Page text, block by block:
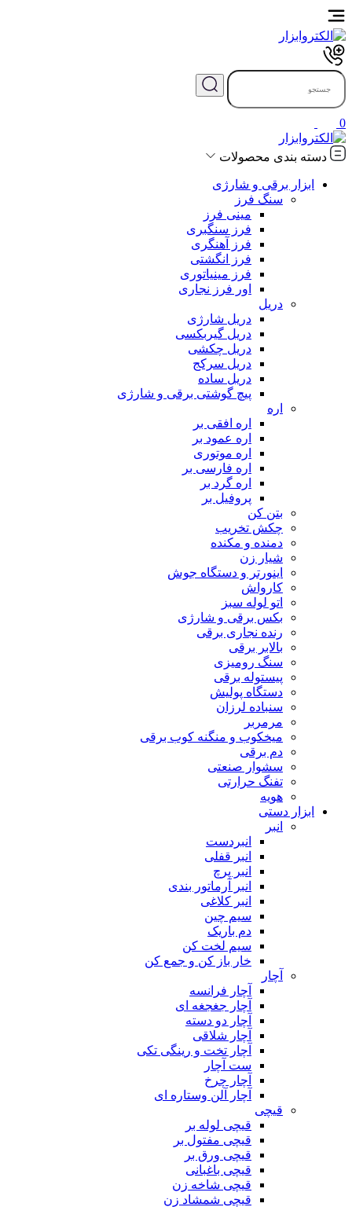
0
دسته بندی محصولات
ابزار برقی و شارژی
سنگ فرز
مینی فرز
فرز سنگبری
فرز آهنگری
فرز انگشتی
فرز مینیاتوری
اور فرز نجاری
دریل
دریل شارژی
دریل گیربکسی
دریل چکشی
دریل سرکج
دریل ساده
پیچ گوشتی برقی و شارژی
اره
اره افقی بر
اره عمود بر
اره موتوری
اره فارسی بر
اره گرد بر
پروفیل بر
بتن کن
چکش تخریب
دمنده و مکنده
شیار زن
اینورتر و دستگاه جوش
کارواش
اتو لوله سبز
بکس برقی و شارژی
رنده نجاری برقی
بالابر برقی
سنگ رومیزی
پیستوله برقی
دستگاه پولیش
سنباده لرزان
مرمربر
میخکوب و منگنه کوب برقی
دم برقی
سشوار صنعتی
تفنگ حرارتی
هویه
ابزار دستی
انبر
انبردست
انبر قفلی
انبر پرچ
انبر آرماتور بندی
انبر کلاغی
سیم چین
دم باریک
سیم لخت کن
خار باز کن و جمع کن
آچار
آچار فرانسه
آچار جغجغه ای
آچار دو دسته
آچار شلاقی
آچار تخت و رینگی تکی
ست آچار
آچار چرخ
آچار آلن وستاره ای
قیچی
قیچی لوله بر
قیچی مفتول بر
قیچی ورق بر
قیچی باغبانی
قیچی شاخه زن
قیچی شمشاد زن